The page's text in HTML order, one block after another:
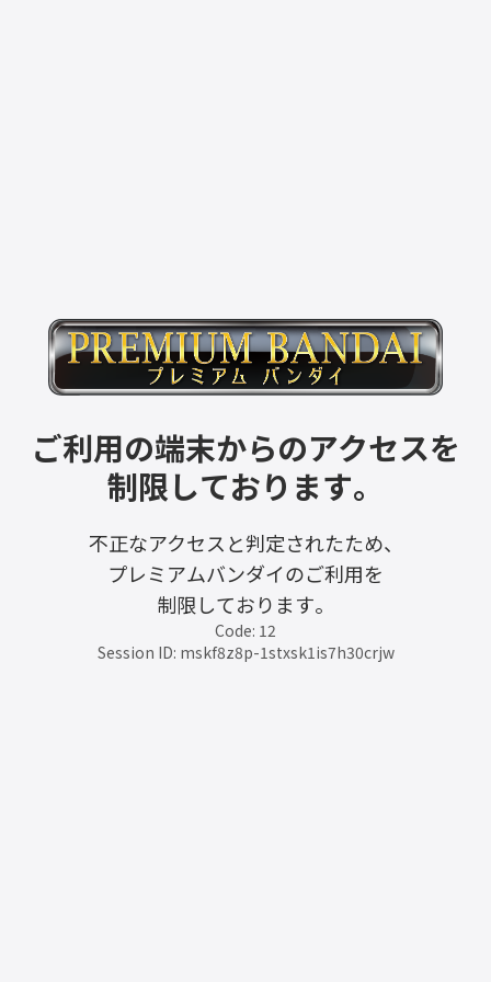
ご利用の端末からのアクセスを
制限しております。
不正なアクセスと判定されたため、
プレミアムバンダイのご利用を
制限しております。
Code: 12
Session ID: mskf8z8p-1stxsk1is7h30crjw